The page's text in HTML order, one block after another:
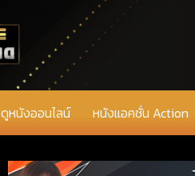
ดูหนังออนไลน์ หนังแอคชั่น Action